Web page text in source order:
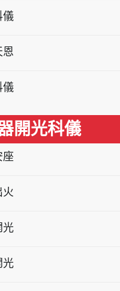
儀
恩
儀
開光科儀
座
火
光
光